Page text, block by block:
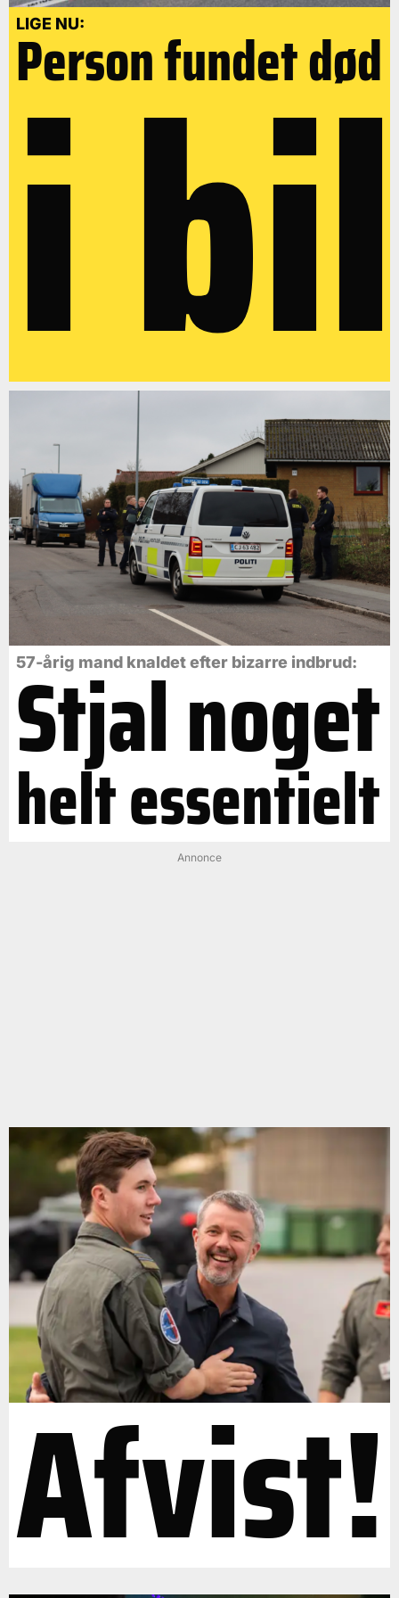
LIGE NU:
Person fundet død
i bil
57-årig mand knaldet efter bizarre indbrud:
Stjal noget
helt essentielt
Annonce
Afvist!